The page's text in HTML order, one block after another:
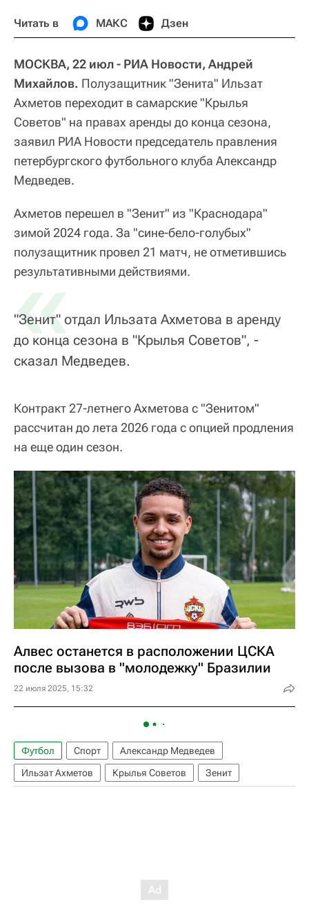
Читать в МАКС Дзен
МОСКВА, 22 июл - РИА Новости, Андрей
Михайлов. Полузащитник "Зенита" Ильзат
Ахметов переходит в самарские "Крылья
Советов" на правах аренды до конца сезона,
заявил РИА Новости председатель правления
петербургского футбольного клуба Александр
Медведев.
Ахметов перешел в "Зенит" из "Краснодара"
зимой 2024 года. За "сине-бело-голубых"
полузащитник провел 21 матч, не отметившись
результативными действиями.
«
"Зенит" отдал Ильзата Ахметова в аренду
до конца сезона в "Крылья Советов", -
сказал Медведев.
Контракт 27-летнего Ахметова с "Зенитом"
рассчитан до лета 2026 года с опцией продления
на еще один сезон.
Алвес останется в расположении ЦСКА
после вызова в "молодежку" Бразилии
22 июля 2025, 15:32
Футбол Спорт
Александр Медведев
Ильзат Ахметов
Крылья Советов Зенит